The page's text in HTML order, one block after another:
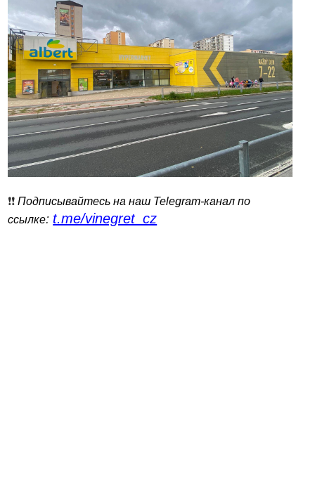
❗️❗️Подписывайтесь на наш Telegram-канал по
ссылке: t.me/vinegret_cz